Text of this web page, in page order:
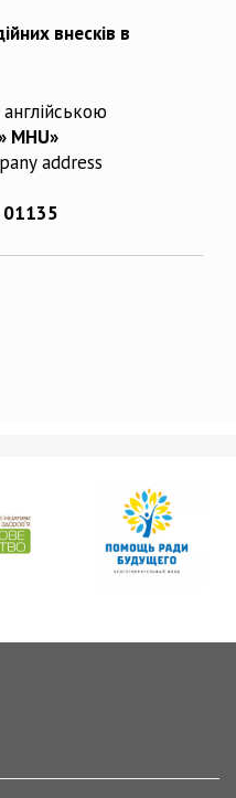
внесків в
MHU»
address
01135